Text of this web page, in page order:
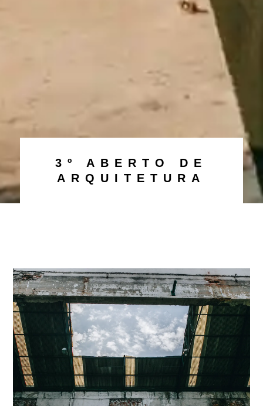
3º ABERTO DE
ARQUITETURA